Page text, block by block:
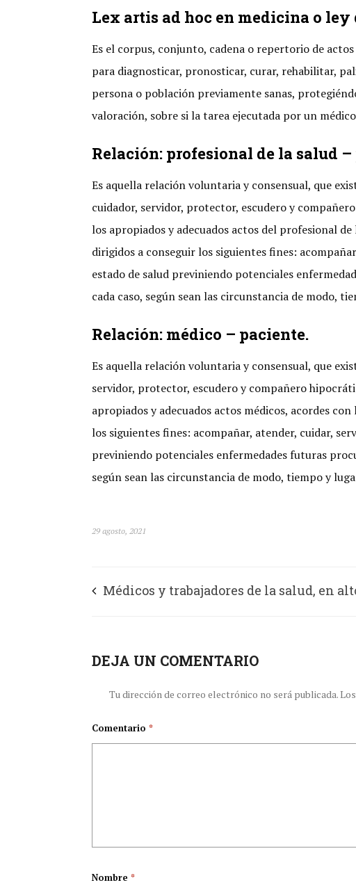
Lex artis ad hoc en medicina o
Es el corpus, conjunto, cadena o repertorio de
para diagnosticar, pronosticar, curar, rehabilitar,
persona o población previamente sanas,
valoración, sobre si la tarea ejecutada por un
Relación: profesional de la salud
Es aquella relación voluntaria y consensual, que
cuidador, servidor, protector, escudero y
los apropiados y adecuados actos del profesional
dirigidos a conseguir los siguientes fines:
estado de salud previniendo potenciales
cada caso, según sean las circunstancia de modo,
Relación: médico – paciente.
Es aquella relación voluntaria y consensual, que
servidor, protector, escudero y compañero
apropiados y adecuados actos médicos, acordes
los siguientes fines: acompañar, atender, cuidar,
previniendo potenciales enfermedades futuras
según sean las circunstancia de modo, tiempo y
29 agosto, 2021
Médicos y trabajadores de la salud, en
DEJA UN COMENTARIO
Tu dirección de correo electrónico no será publicada.
Comentario *
Nombre *